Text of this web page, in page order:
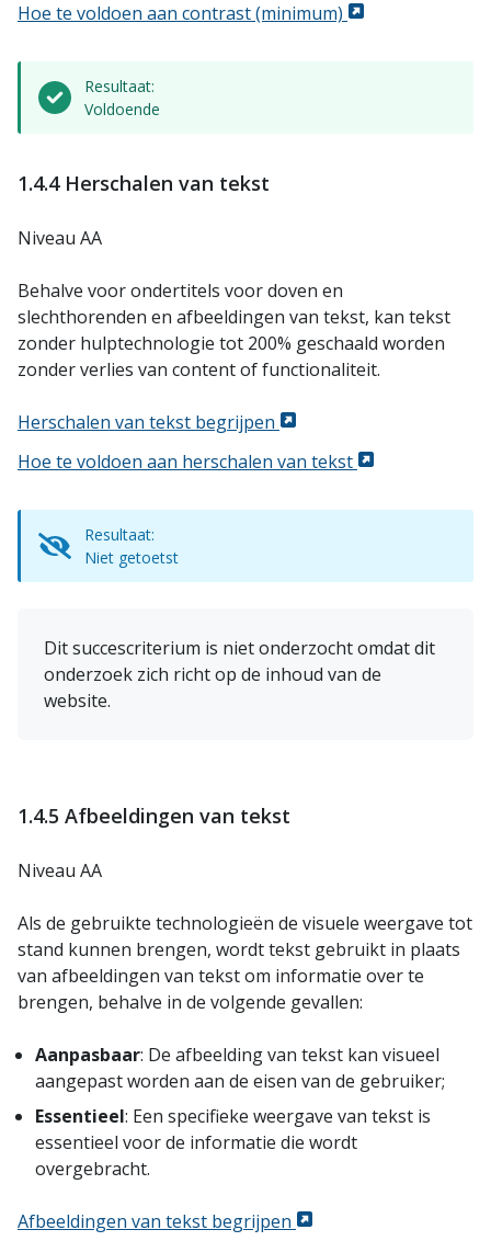
Hoe te voldoen aan contrast (minimum)
Resultaat:
Voldoende
1.4.4 Herschalen van tekst
Niveau AA
Behalve voor ondertitels voor doven en
slechthorenden en afbeeldingen van tekst, kan tekst
zonder hulptechnologie tot 200% geschaald worden
zonder verlies van content of functionaliteit.
Herschalen van tekst begrijpen
Hoe te voldoen aan herschalen van tekst
Resultaat:
Niet getoetst
Dit succescriterium is niet onderzocht omdat dit
onderzoek zich richt op de inhoud van de
website.
1.4.5 Afbeeldingen van tekst
Niveau AA
Als de gebruikte technologieën de visuele weergave tot
stand kunnen brengen, wordt tekst gebruikt in plaats
van afbeeldingen van tekst om informatie over te
brengen, behalve in de volgende gevallen:
Aanpasbaar: De afbeelding van tekst kan visueel
aangepast worden aan de eisen van de gebruiker;
Essentieel: Een specifieke weergave van tekst is
essentieel voor de informatie die wordt
overgebracht.
Afbeeldingen van tekst begrijpen